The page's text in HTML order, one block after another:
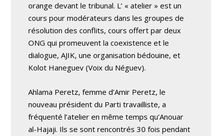
orange devant le tribunal. L’ « atelier » est un
cours pour modérateurs dans les groupes de
résolution des conflits, cours offert par deux
ONG qui promeuvent la coexistence et le
dialogue, AJIK, une organisation bédouine, et
Kolot Haneguev (Voix du Néguev).
Ahlama Peretz, femme d’Amir Peretz, le
nouveau président du Parti travailliste, a
fréquenté l’atelier en même temps qu’Anouar
al-Hajaji. Ils se sont rencontrés 30 fois pendant